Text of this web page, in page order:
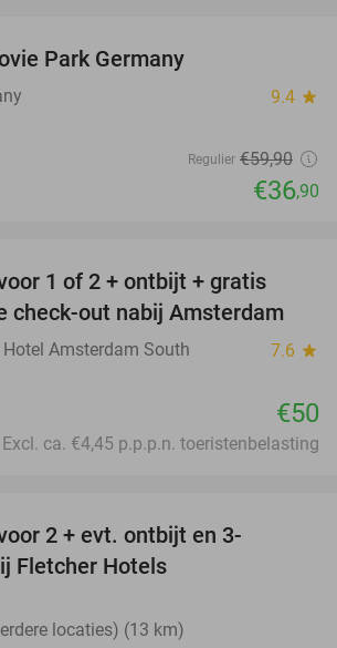
Park Germany
9.4 star
Regulier €59,90
€36,90
1 of 2 + ontbijt + gratis
check-out nabij Amsterdam
Amsterdam South 7.6 star
€50
Excl. ca. €4,45 p.p.p.n. toeristenbelasting
2 + evt. ontbijt en 3-
Fletcher Hotels
locaties) (13 km)